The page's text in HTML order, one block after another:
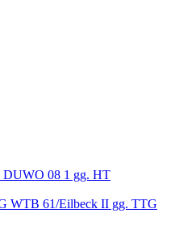
DUWO 08 1 gg. HT
WTB 61/Eilbeck II gg. TTG